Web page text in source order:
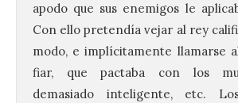
apodo que sus enemigos le
Con ello pretendía vejar al rey
modo, e implícitamente llamarse
fiar, que pactaba con los
demasiado inteligente, etc.